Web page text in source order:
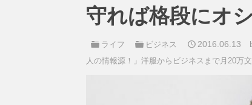
守れば格段にオ
ライフ ビジネス 2016.06.13
人の情報源！」洋服からビジネスまで月20万